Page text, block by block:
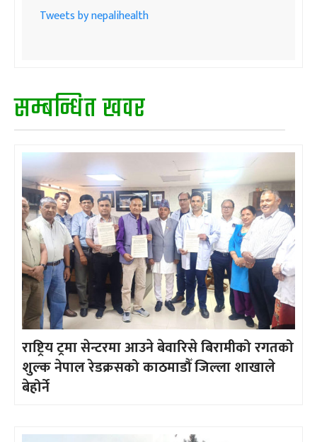
Tweets by nepalihealth
सम्बन्धित खवर
राष्ट्रिय ट्रमा सेन्टरमा आउने बेवारिसे बिरामीको रगतको
शुल्क नेपाल रेडक्रसको काठमाडौँ जिल्ला शाखाले
बेहोर्ने